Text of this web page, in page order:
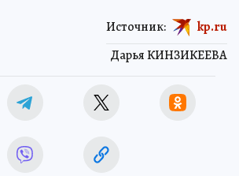
Дарья КИНЗИКЕЕВА
Источник: kp.ru